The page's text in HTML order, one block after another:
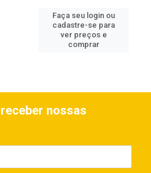
Faça seu login ou
cadastre-se para
ver preços e
comprar
nossas